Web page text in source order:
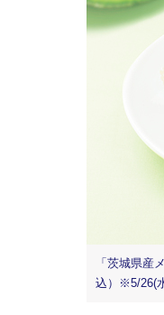
「茨城県産
込）※5/26(